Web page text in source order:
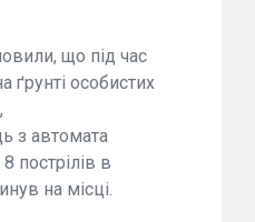
що під час
ґрунті особистих
з автомата
пострілів в
на місці.